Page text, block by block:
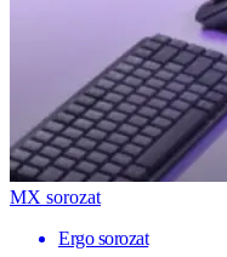
MX sorozat
Ergo sorozat